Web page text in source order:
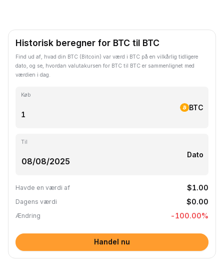
Historisk beregner for BTC til BTC
Find ud af, hvad din BTC (Bitcoin) var værd i BTC på en vilkårlig tidligere
dato, og se, hvordan valutakursen for BTC til BTC er sammenlignet med
værdien i dag.
Køb
BTC
Til
Dato
Havde en værdi af $1.00
Dagens værdi $0.00
Ændring -100.00%
Handel nu